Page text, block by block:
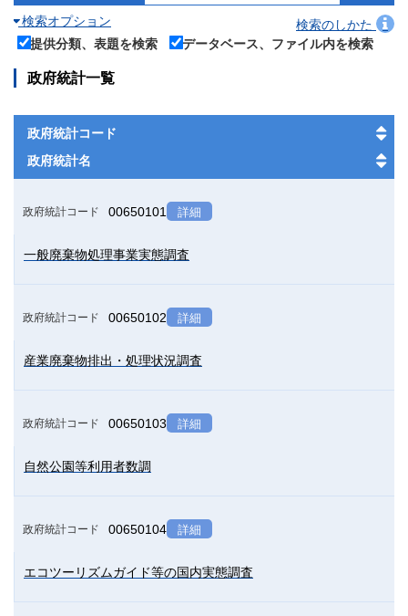
検索オプション
検索のしかた
提供分類、表題を検索
データベース、ファイル内を検索
政府統計一覧
政府統計コード
政府統計名
政府統計コード 00650101 詳細
一般廃棄物処理事業実態調査
政府統計コード 00650102 詳細
産業廃棄物排出・処理状況調査
政府統計コード 00650103 詳細
自然公園等利用者数調
政府統計コード 00650104 詳細
エコツーリズムガイド等の国内実態調査